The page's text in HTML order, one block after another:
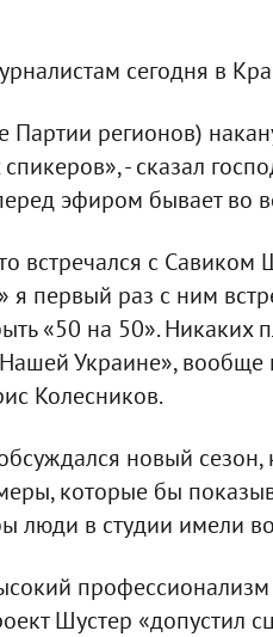
сегодня в
Партии регионов)
- сказал
эфиром бывает во
встречался с
я первый раз с ним
«50 на 50».
Украине»,
Колесников.
новый
которые бы
люди в студии имели
Шустер «допустил